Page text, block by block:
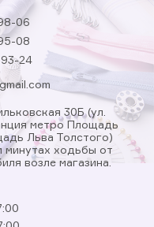
06
08
24
30Б (ул.
метро Площадь
Льва Толстого)
минутах ходьбы от
возле магазина.